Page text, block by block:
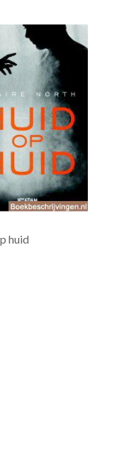
huid